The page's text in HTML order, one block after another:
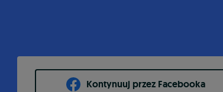
Kontynuuj przez Facebooka